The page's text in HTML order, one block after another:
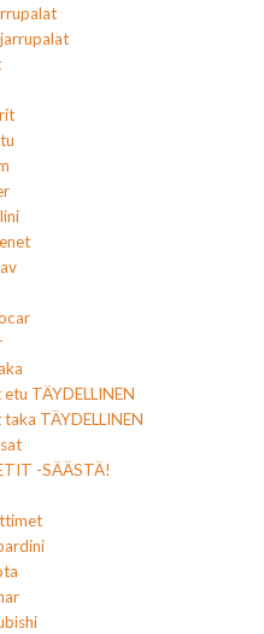
TÄYDELLINEN
TÄYDELLINEN
-SÄÄSTÄ!